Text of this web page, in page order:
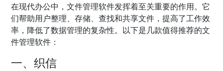
在现代办公中，文件管理软件发挥着至关重要的作用。它
们帮助用户整理、存储、查找和共享文件，提高了工作效
率，降低了数据管理的复杂性。以下是几款值得推荐的文
件管理软件：
一、织信